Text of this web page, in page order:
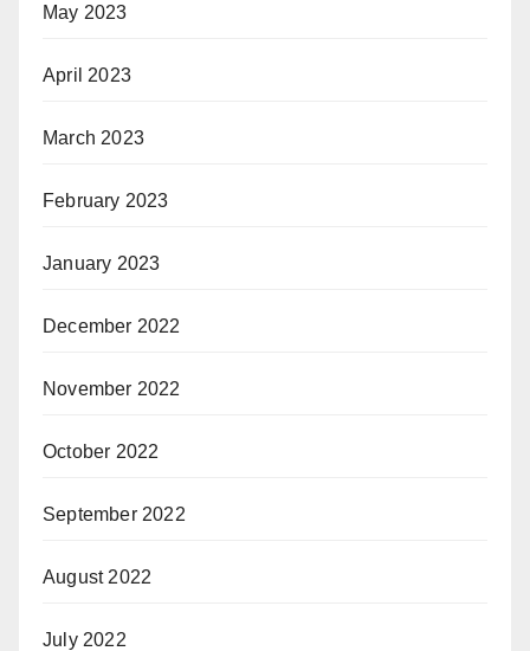
May 2023
April 2023
March 2023
February 2023
January 2023
December 2022
November 2022
October 2022
September 2022
August 2022
July 2022